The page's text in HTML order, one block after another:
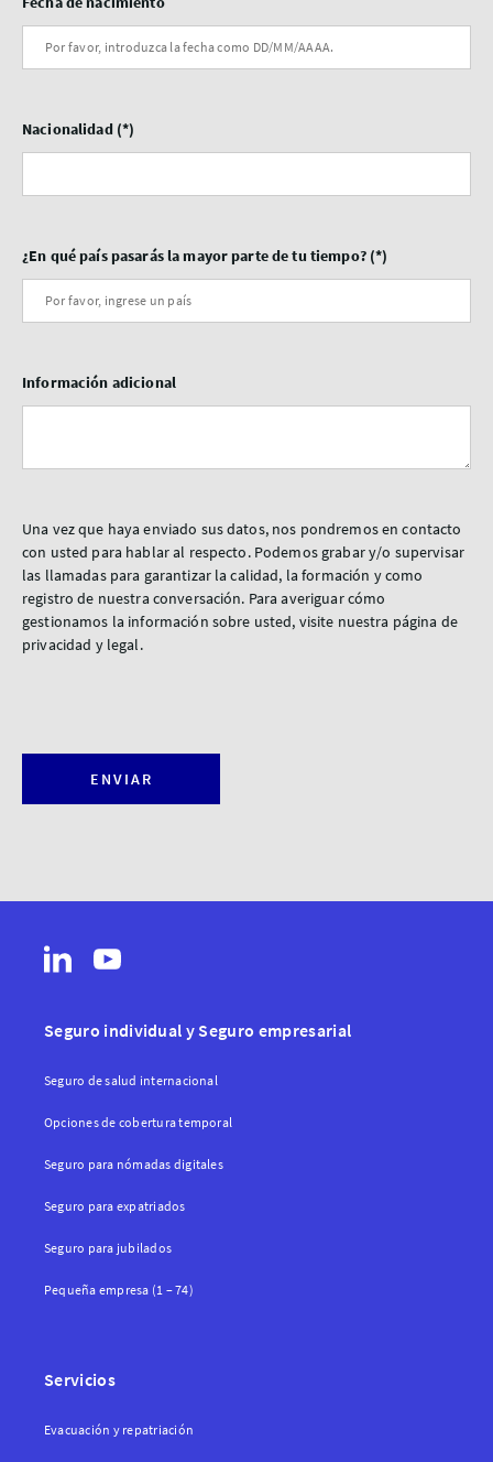
Nacionalidad
¿En qué país pasarás la mayor parte de tu tiempo?
Información adicional
Una vez que haya enviado sus datos, nos pondremos en contacto
con usted para hablar al respecto. Podemos grabar y/o supervisar
las llamadas para garantizar la calidad, la formación y como
registro de nuestra conversación. Para averiguar cómo
gestionamos la información sobre usted, visite nuestra página de
privacidad y legal.
ENVIAR
Seguro individual y Seguro empresarial
Seguro de salud internacional
Opciones de cobertura temporal
Seguro para nómadas digitales
Seguro para expatriados
Seguro para jubilados
Pequeña empresa (1 – 74)
Servicios
Evacuación y repatriación